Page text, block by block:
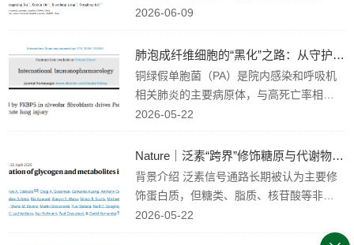
经毒性损伤，但多代神经毒性的代谢调控
氨酸代谢核心通路，其代谢物失衡与神经
退行性病变高度关联。 近日，西北师范大
学朱新亮团队在Journal of Hazardous Mat
2026-06-09
肺泡成纤维细胞的“黑化”之路：从守护者到炎症引爆者
铜绿假单胞菌（PA）是院内感染和呼吸机
相关肺炎的主要病原体，与高死亡率相
关。尽管已知中性粒细胞和中性粒细胞胞
但肺内重要的基质细胞—肺泡成纤维细胞
在PA诱导的急性肺损伤（ALI）中的具体作
用和机制尚不明确。 近日，山东第一医科
2026-05-22
Nature｜泛素“跨界”修饰糖原与代谢物，不再局限于蛋白质...
背景介绍 泛素信号通路长期被认为主要修
饰蛋白质，但糖类、脂质、核苷酸等非蛋
白类物质的泛素化长期被忽视。传统泛素
组学与蛋白质组学技术无法识别非蛋白底
2026-05-22